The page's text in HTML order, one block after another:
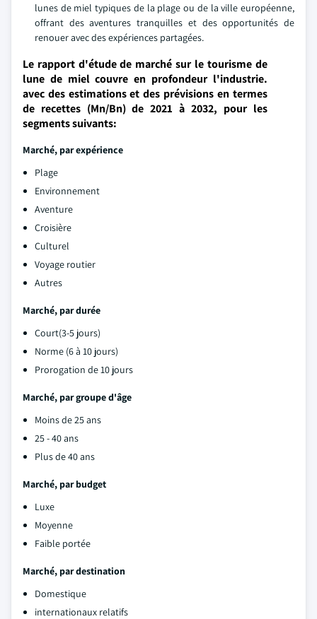
lunes de miel typiques de la plage ou de la ville européenne,
offrant des aventures tranquilles et des opportunités de
renouer avec des expériences partagées.
Le rapport d'étude de marché sur le tourisme de
lune de miel couvre en profondeur l'industrie.
avec des estimations et des prévisions en termes
de recettes (Mn/Bn) de 2021 à 2032, pour les
segments suivants:
Marché, par expérience
Plage
Environnement
Aventure
Croisière
Culturel
Voyage routier
Autres
Marché, par durée
Court(3-5 jours)
Norme (6 à 10 jours)
Prorogation de 10 jours
Marché, par groupe d'âge
Moins de 25 ans
25 - 40 ans
Plus de 40 ans
Marché, par budget
Luxe
Moyenne
Faible portée
Marché, par destination
Domestique
internationaux relatifs